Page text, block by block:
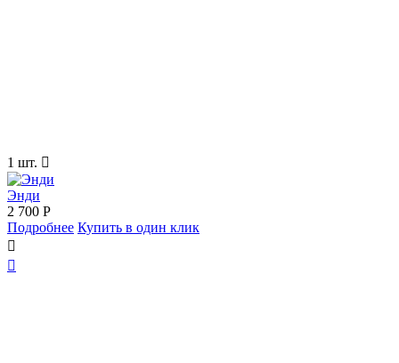
1 шт. 
Энди
2 700 Р
Подробнее Купить в один клик

